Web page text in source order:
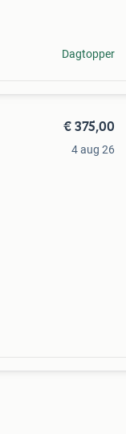
Dagtopper
€ 375,00
4 aug 26